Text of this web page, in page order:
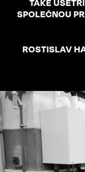
TAKÉ
SPOLEČNOU
ROSTISLAV